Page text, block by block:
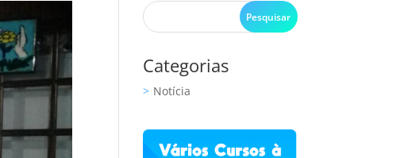
Categorias
Notícia